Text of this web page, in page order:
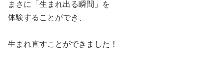
まさに「生まれ出る瞬間」を
体験することができ、
生まれ直すことができました！